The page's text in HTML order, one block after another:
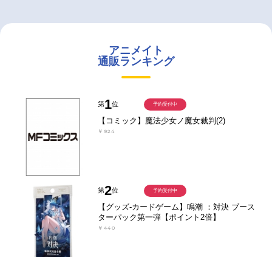
アニメイト
通販ランキング
第1位
【コミック】魔法少女ノ魔女裁判(2)
￥924
予約受付中
第2位
【グッズ-カードゲーム】鳴潮 ：対決 ブース
ターパック第一弾【ポイント2倍】
￥440
予約受付中